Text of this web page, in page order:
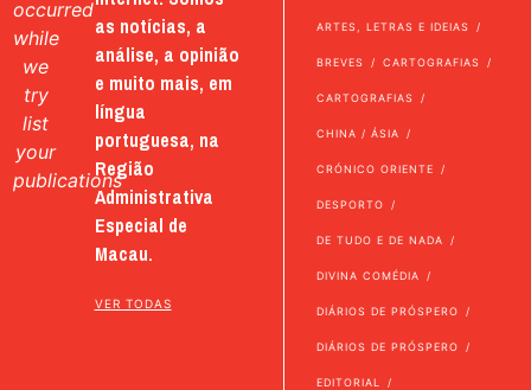
occurred
while
we
try
list
your
publications
as notícias, a
análise, a opinião
e muito mais, em
língua
portuguesa, na
Região
Administrativa
Especial de
Macau.
VER TODAS
ARTES, LETRAS E IDEIAS
BREVES CARTOGRAFIAS
CARTOGRAFIAS
CHINA / ÁSIA
CRÓNICO ORIENTE
DESPORTO
DE TUDO E DE NADA
DIVINA COMÉDIA
DIÁRIOS DE PRÓSPERO
DIÁRIOS DE PRÓSPERO
EDITORIAL